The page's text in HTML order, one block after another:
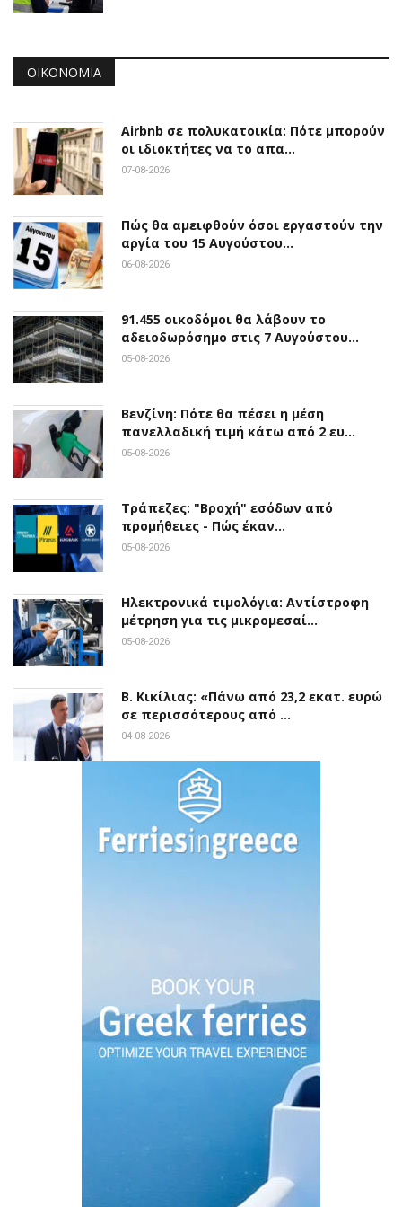
ΟΙΚΟΝΟΜΊΑ
Airbnb σε πολυκατοικία: Πότε μπορούν
οι ιδιοκτήτες να το απα…
07-08-2026
Πώς θα αμειφθούν όσοι εργαστούν την
αργία του 15 Αυγούστου…
06-08-2026
91.455 οικοδόμοι θα λάβουν το
αδειοδωρόσημο στις 7 Αυγούστου…
05-08-2026
Βενζίνη: Πότε θα πέσει η μέση
πανελλαδική τιμή κάτω από 2 ευ…
05-08-2026
Τράπεζες: "Βροχή" εσόδων από
προμήθειες - Πώς έκαν…
05-08-2026
Ηλεκτρονικά τιμολόγια: Αντίστροφη
μέτρηση για τις μικρομεσαί…
05-08-2026
Β. Κικίλιας: «Πάνω από 23,2 εκατ. ευρώ
σε περισσότερους από …
04-08-2026